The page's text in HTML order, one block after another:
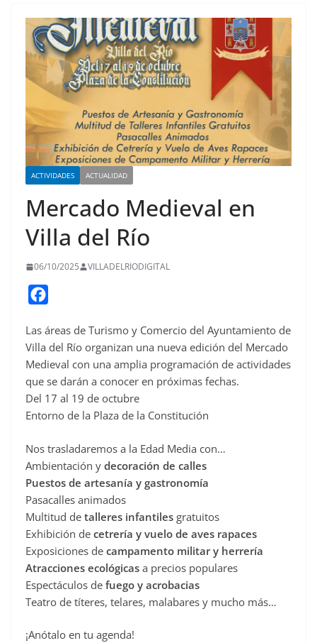
ACTIVIDADES ACTUALIDAD
Mercado Medieval en
Villa del Río
06/10/2025 VILLADELRIODIGITAL
c
e
o
o
Las áreas de Turismo y Comercio del Ayuntamiento de
Villa del Río organizan una nueva edición del Mercado
Medieval con una amplia programación de actividades
que se darán a conocer en próximas fechas.
Del 17 al 19 de octubre
Entorno de la Plaza de la Constitución
Nos trasladaremos a la Edad Media con…
Ambientación y decoración de calles
Puestos de artesanía y gastronomía
Pasacalles animados
Multitud de talleres infantiles gratuitos
Exhibición de cetrería y vuelo de aves rapaces
Exposiciones de campamento militar y herrería
Atracciones ecológicas a precios populares
Espectáculos de fuego y acrobacias
Teatro de títeres, telares, malabares y mucho más…
¡Anótalo en tu agenda!